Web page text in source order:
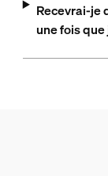
Recevrai-je
une fois que